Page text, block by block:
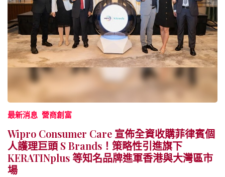
最新消息 營商創富
Wipro Consumer Care 宣佈全資收購菲律賓個
人護理巨頭 S Brands！策略性引進旗下
KERATINplus 等知名品牌進軍香港與大灣區市
場